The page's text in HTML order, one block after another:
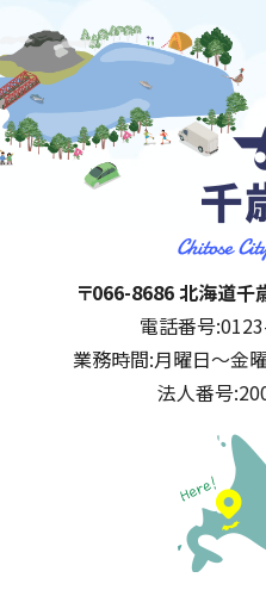
千
住所:
〒066-8686 北海道
電話番号:
業務時間:月曜日～金
法人番号: